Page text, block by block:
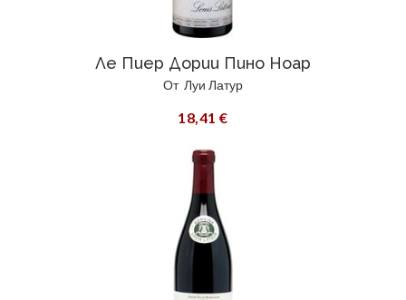
Ле Пиер Дории Пино Ноар
От Луи Латур
18,41 €